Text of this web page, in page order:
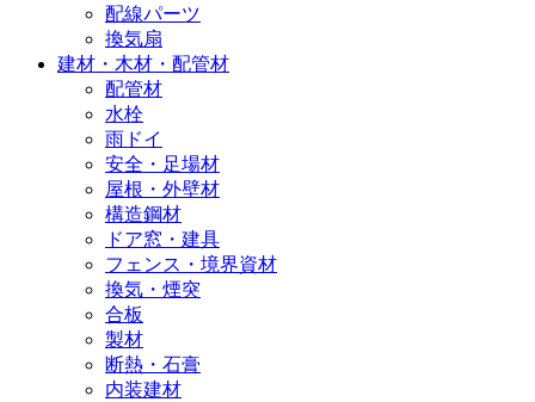
配線パーツ
換気扇
建材・木材・配管材
配管材
水栓
雨ドイ
安全・足場材
屋根・外壁材
構造鋼材
ドア窓・建具
フェンス・境界資材
換気・煙突
合板
製材
断熱・石膏
内装建材